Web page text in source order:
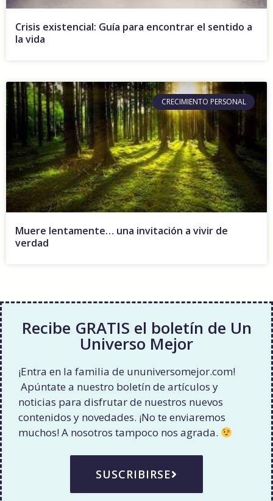
Crisis existencial: Guía para encontrar el sentido a
la vida
CRECIMIENTO PERSONAL
Muere lentamente… una invitación a vivir de
verdad
Recibe GRATIS el boletín de Un
Universo Mejor
¡Entra en la familia de ununiversomejor.com!
Apúntate a nuestro boletín de artículos y
noticias para disfrutar de nuestros nuevos
contenidos y novedades. ¡No te enviaremos
muchos! A nosotros tampoco nos agrada.
SUSCRIBIRSE